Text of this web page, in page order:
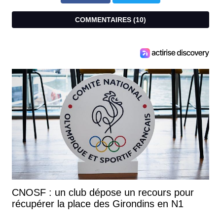
COMMENTAIRES (10)
CNOSF : un club dépose un recours pour
récupérer la place des Girondins en N1